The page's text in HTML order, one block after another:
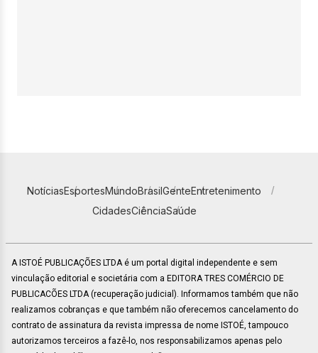
NotíciasEsportesMundoBrasilGenteEntretenimento
CidadesCiênciaSaúde
A ISTOÉ PUBLICAÇÕES LTDA é um portal digital independente e sem
vinculação editorial e societária com a EDITORA TRES COMÉRCIO DE
PUBLICACÕES LTDA (recuperação judicial). Informamos também que não
realizamos cobranças e que também não oferecemos cancelamento do
contrato de assinatura da revista impressa de nome ISTOÉ, tampouco
autorizamos terceiros a fazê-lo, nos responsabilizamos apenas pelo